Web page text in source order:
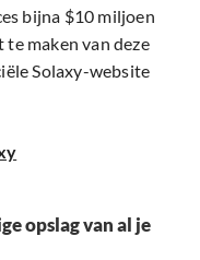
bijna $10 miljoen
te maken van deze
Solaxy-website
opslag van al je